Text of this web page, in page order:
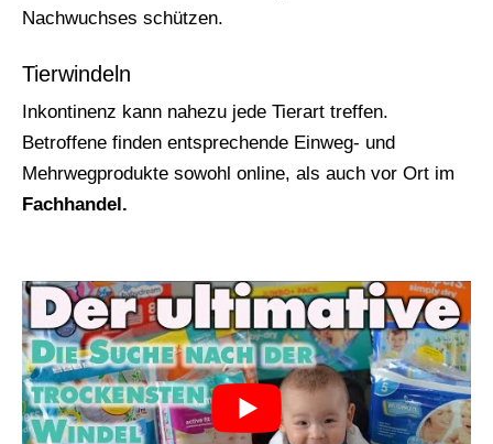
Nachwuchses schützen.
Tierwindeln
Inkontinenz kann nahezu jede Tierart treffen.
Betroffene finden entsprechende Einweg- und
Mehrwegprodukte sowohl online, als auch vor Ort im
Fachhandel.